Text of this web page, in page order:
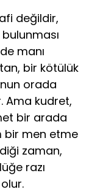
değildir,
manı
bir kötülük
orada
Ama kudret,
bir arada
bir men etme
zaman,
razı